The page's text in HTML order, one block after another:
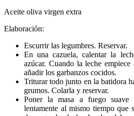
Aceite oliva virgen extra
Elaboración:
Escurrir las legumbres. Reservar.
En una cazuela, calentar la
azúcar. Cuando la leche
añadir los garbanzos cocidos.
Triturar todo junto en la batidora
grumos. Colarla y reservar.
Poner la masa a fuego
lentamente al mismo tiempo que